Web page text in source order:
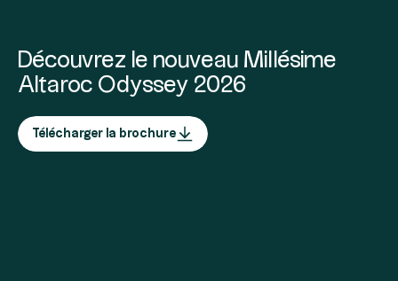
Découvrez le nouveau Millésime
Altaroc Odyssey 2026
Télécharger la brochure